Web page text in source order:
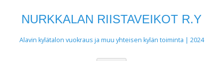
NURKKALAN RIISTAVEIKOT R.Y
Alavin kylätalon vuokraus ja muu yhteisen kylän toiminta | 2024